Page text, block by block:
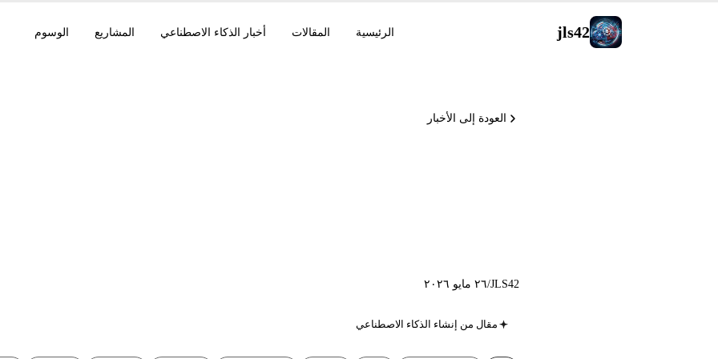
jls42 الرئيسية المقالات أخبار الذكاء الاصطناعي المشاريع الوسوم
العودة إلى الأخبار
JLS42
/٢٦ مايو ٢٠٢٦
مقال من إنشاء الذكاء الاصطناعي